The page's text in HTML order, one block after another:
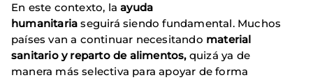
En este contexto, laayuda
humanitaria seguirá siendo fundamental. Muchos
países van a continuar necesitando material
sanitario y reparto de alimentos, quizá ya de
manera más selectiva para apoyar de forma